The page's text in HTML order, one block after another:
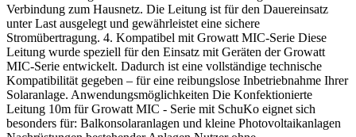
Verbindung zum Hausnetz. Die Leitung ist für den Dauereinsatz
unter Last ausgelegt und gewährleistet eine sichere
Stromübertragung. 4. Kompatibel mit Growatt MIC-Serie Diese
Leitung wurde speziell für den Einsatz mit Geräten der Growatt
MIC-Serie entwickelt. Dadurch ist eine vollständige technische
Kompatibilität gegeben – für eine reibungslose Inbetriebnahme Ihrer
Solaranlage. Anwendungsmöglichkeiten Die Konfektionierte
Leitung 10m für Growatt MIC - Serie mit SchuKo eignet sich
besonders für: Balkonsolaranlagen und kleine Photovoltaikanlagen